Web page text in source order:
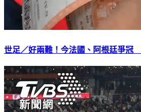
世足／好兩難！今法國、阿根廷爭冠